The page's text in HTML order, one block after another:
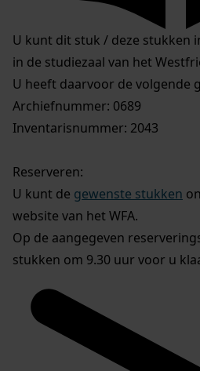
U kunt dit stuk / deze stukken
in de studiezaal van het
U heeft daarvoor de volgende
Archiefnummer: 0689
Inventarisnummer: 2043
Reserveren:
U kunt de gewenste stukken
website van het WFA.
Op de aangegeven
stukken om 9.30 uur voor u